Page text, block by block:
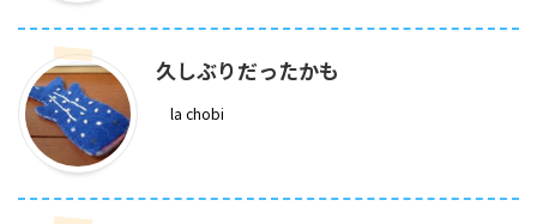
久しぶりだったかも
la chobi